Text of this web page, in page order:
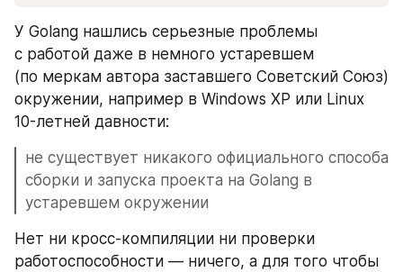
У Golang нашлись серьезные проблемы
с работой даже в немного устаревшем
(по меркам автора заставшего Советский Союз)
окружении, например в Windows XP или Linux
10-летней давности:
не существует никакого официального способа
сборки и запуска проекта на Golang в
устаревшем окружении
Нет ни кросс-компиляции ни проверки
работоспособности — ничего, а для того чтобы